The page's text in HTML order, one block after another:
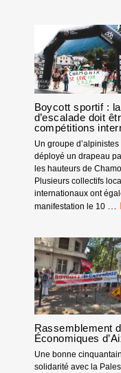
BDS
:
LE
DÉBUT
DE
2026
Boycott sportif :
d’escalade doit
compétitions
Un groupe
déployé un drapeau
les hauteurs de
Plusieurs collectifs
internationaux ont
manifestation le 10 …
!
Rassemblement
Économiques
Une bonne
solidarité avec la